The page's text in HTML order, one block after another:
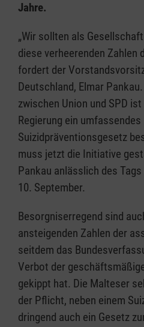
Jahre.
„Wir sollten als
diese verheerenden Zahlen
fordert der
Deutschland, Elmar
zwischen Union und SPD
Regierung ein umfassendes
Suizidpräventionsgesetz
muss jetzt die Initiative
Pankau anlässlich des
10. September.
Besorgniserregend sind
ansteigenden Zahlen der
seitdem das
Verbot der
gekippt hat. Die Malteser
der Pflicht, neben einem
dringend auch ein Gesetz